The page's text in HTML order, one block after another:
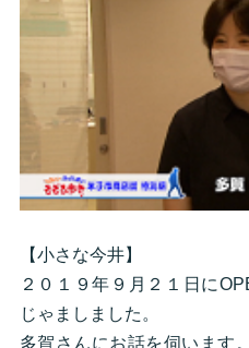
【小さな今井】
２０１９年９月２１日に
じゃましました。
多賀さんにお話を伺いま